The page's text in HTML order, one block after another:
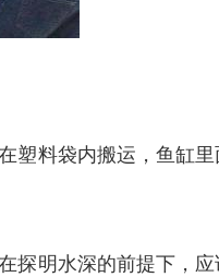
料袋内搬运，鱼缸
明水深的前提下，